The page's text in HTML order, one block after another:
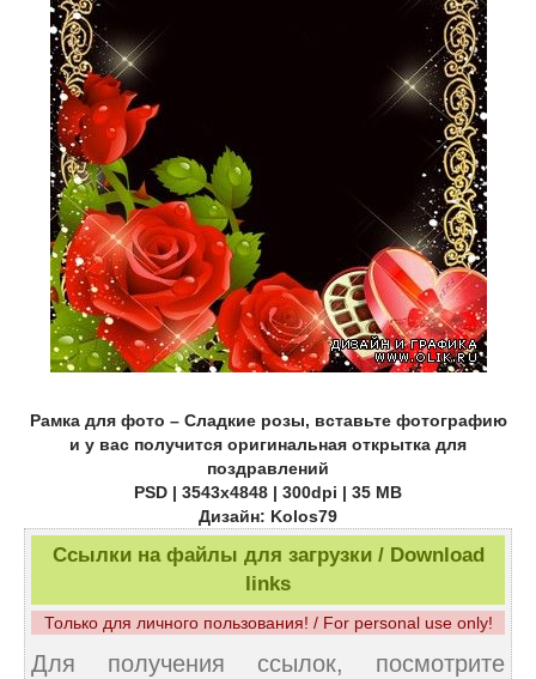
Рамка для фото – Сладкие розы, вставьте фотографию
и у вас получится оригинальная открытка для
поздравлений
PSD | 3543х4848 | 300dpi | 35 МB
Дизайн: Kolos79
Ссылки на файлы для загрузки / Download
links
Только для личного пользования! / For personal use only!
Для получения ссылок, посмотрите